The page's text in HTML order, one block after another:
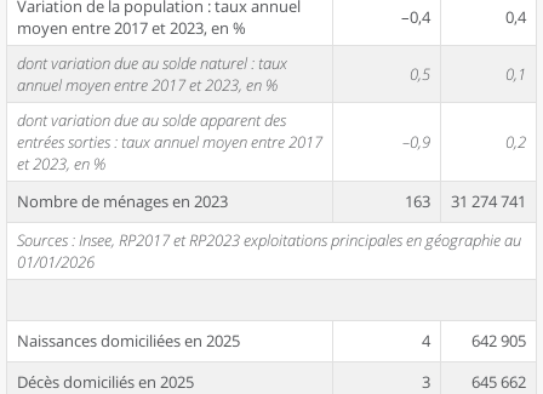
Variation de la population : taux annuel
moyen entre 2017 et 2023, en %
–0,4 0,4
dont variation due au solde naturel : taux
annuel moyen entre 2017 et 2023, en %
0,5 0,1
dont variation due au solde apparent des
entrées sorties : taux annuel moyen entre 2017
et 2023, en %
–0,9 0,2
Nombre de ménages en 2023 163
31 274 741
Sources : Insee, RP2017 et RP2023 exploitations principales en géographie au
01/01/2026
Naissances domiciliées en 2025 4
642 905
Décès domiciliés en 2025
3
645 662